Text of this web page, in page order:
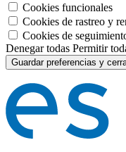
Cookies funcionales
Cookies de rastreo y
Cookies de
Denegar todas Permitir
Guardar preferencias y